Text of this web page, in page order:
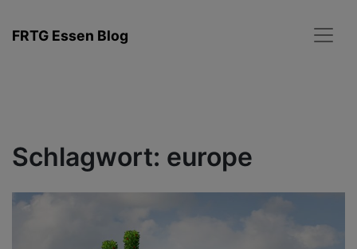
Inhalt
FRTG Essen Blog
Schlagwort: europe